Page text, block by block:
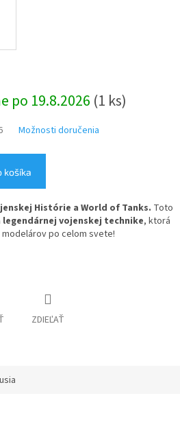
po 19.8.2026 (1 ks)
Možnosti doručenia
košíka
Histórie a World of Tanks. Toto
vojenskej technike, ktorá
po celom svete!
ZDIEĽAŤ